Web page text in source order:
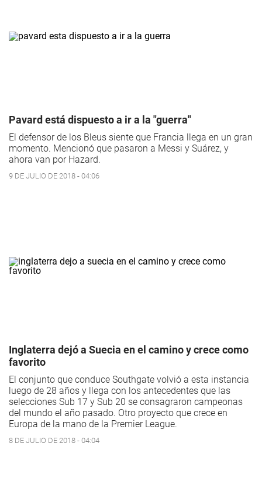
Pavard está dispuesto a ir a la "guerra"
El defensor de los Bleus siente que Francia llega en un gran
momento. Mencionó que pasaron a Messi y Suárez, y
ahora van por Hazard.
9 DE JULIO DE 2018 - 04:06
Inglaterra dejó a Suecia en el camino y crece como
favorito
El conjunto que conduce Southgate volvió a esta instancia
luego de 28 años y llega con los antecedentes que las
selecciones Sub 17 y Sub 20 se consagraron campeonas
del mundo el año pasado. Otro proyecto que crece en
Europa de la mano de la Premier League.
8 DE JULIO DE 2018 - 04:04